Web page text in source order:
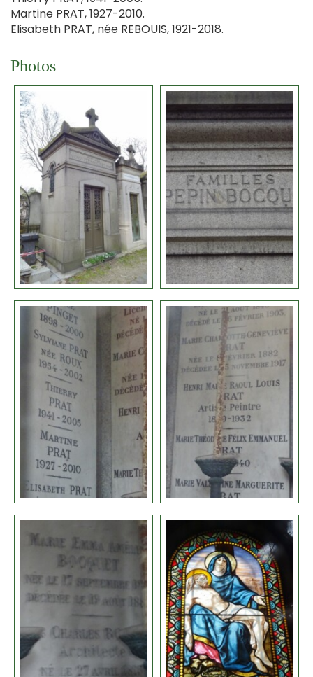
Martine PRAT, 1927-2010.
Elisabeth PRAT, née REBOUIS, 1921-2018.
Photos